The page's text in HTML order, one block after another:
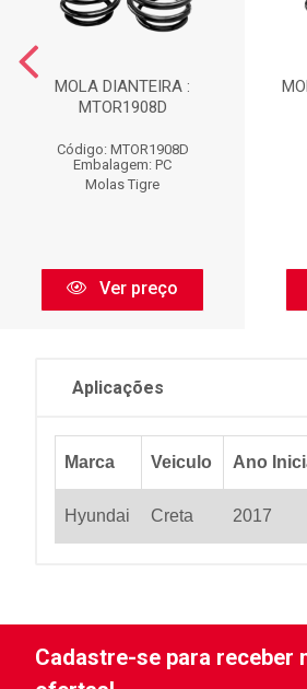
MOLA DIANTEIRA :
MTOR1908D
Código: MTOR1908D
Embalagem: PC
Molas Tigre
Ver preço
Aplicações
Marca Veiculo Ano
Hyundai Creta 2017
Cadastre-se para receber